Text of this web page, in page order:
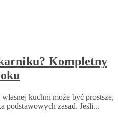
Kompletny
kuchni może być prostsze,
podstawowych zasad. Jeśli...